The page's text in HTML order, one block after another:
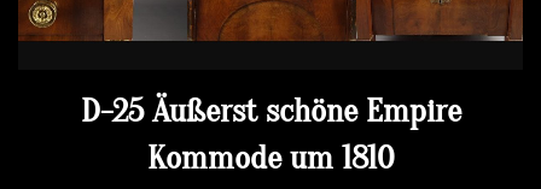
D-25 Äußerst schöne Empire
Kommode um 1810